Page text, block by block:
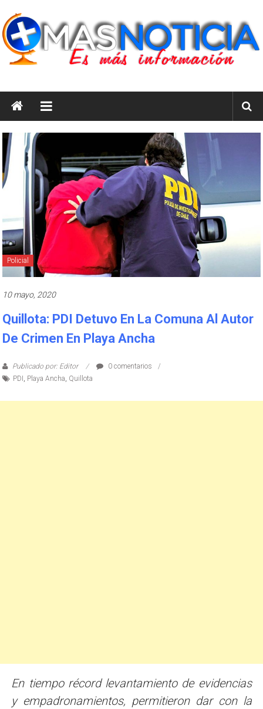
contenido
Es
Información
Policial
10 mayo, 2020
Quillota: PDI Detuvo En La Comuna Al Autor
De Crimen En Playa Ancha
Publicado por: Editor
0 comentarios
PDI Playa Ancha Quillota
En tiempo récord levantamiento de evidencias
y empadronamientos, permitieron dar con la